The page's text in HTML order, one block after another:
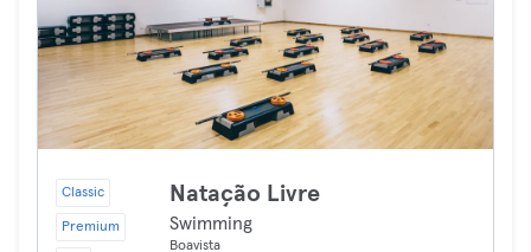
Classic
Premium
Natação Livre
Swimming
Boavista